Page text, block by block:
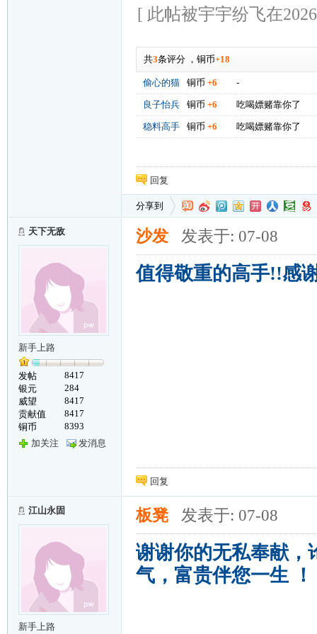
[ 此帖被宇宇纷飞在
共3条评分， 铜币+18
偷心的猫 铜币 +6 -
良子怡兵 铜币 +6 吃喝嫖赌靠你了
稳料高手 铜币 +6 吃喝嫖赌靠你了
回复
分享到
天下无敌
新手上路
发帖
8417
银元
284
威望
8417
贡献值
8417
铜币
8393
加关注
发消息
沙发 发表于: 07-08
值得敬重的高手!!感
回复
江山永固
新手上路
板凳 发表于: 07-08
谢谢你的无私奉献，
气，富贵伴您一生 ！